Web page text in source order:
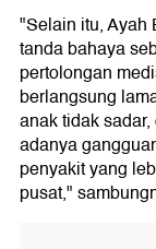
"Selain itu, Ayah
tanda bahaya
pertolongan
berlangsung
anak tidak
adanya
penyakit yang
pusat,"